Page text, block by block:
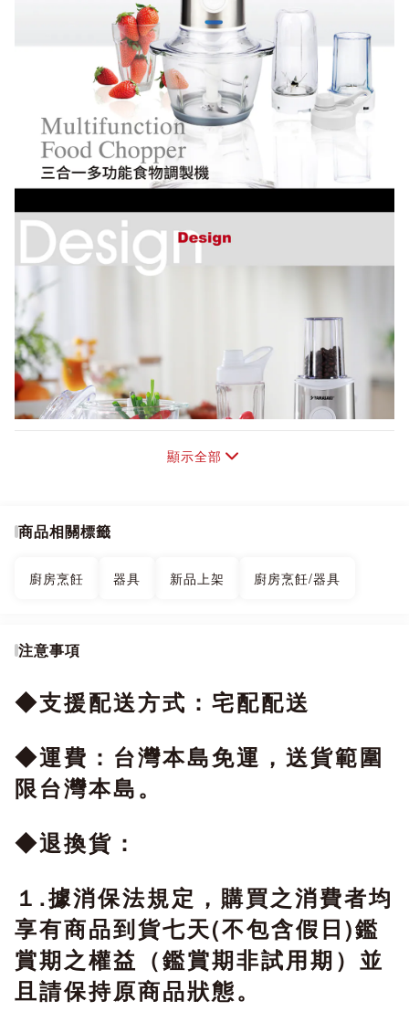
顯示全部
商品相關標籤
廚房烹飪 器具 新品上架 廚房烹飪/器具
注意事項
◆支援配送方式：宅配配送
◆運費：台灣本島免運，送貨範圍
限台灣本島。
◆退換貨：
１.據消保法規定，購買之消費者均
享有商品到貨七天(不包含假日)鑑
賞期之權益（鑑賞期非試用期）並
且請保持原商品狀態。